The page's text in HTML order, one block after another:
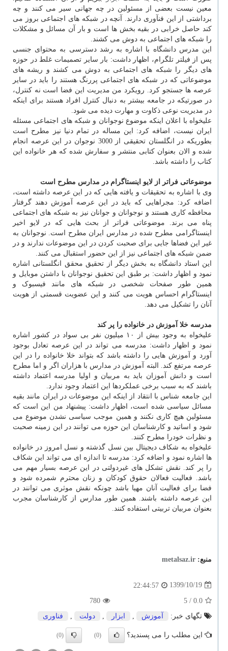
معین نیست بعضی از مسئولین در چه جهانی سیر می کنند و چه
برداشتی از این فنآوری دارند. آنچه در شبکه های اجتماعی بروز می
کند حاصل خرابی در بقیه بخش ها است و بار آن مسائل و مشکلات
را شبکه های اجتماعی به دوش می کشند.
این مدرس دانشگاه با اشاره به رشد دسترسی به محتوای جنسی
پس از فیلتر تلگرام، اظهار داشت: بار سایر تصمیمات غلط در حوزه
های دیگر را شبکه های اجتماعی به دوش می کشند و ریشه های
موضوعاتی که در شبکه های اجتماعی پررنگ هستند را باید در سایر
عرصه ها جستجو کرد. رویکرد من مدیریت این فضا است نه کنترل،
در صورتیکه در جامعه بیشتر به دنبال کنترل افراد هستند برای اینکه
در مدیریت نوعی ذکاوت و مهارت دیده می شود.
علیخواه با اعلان اینکه موضوع نوجوانان و شبکه های اجتماعی مسئله
ایران نیست، اضافه کرد: این مساله در تمام دنیا نیز مطرح است
بطوریکه در انگلستان تحقیقی از 3000 نوجوان در این عرصه انجام
شده و الان بعنوان کتابی منتشر و سفارش شده که هر خانواده این
کتاب را داشته باشد.
موضوعاتی فراتر از لایو اینستاگرام در مدارس مطرح است
وی با اشاره به تحقیقات و یافته هایی که در این عرصه داشته است،
اضافه کرد: مجراهایی که باید در این عرصه آموزش دهند گرفتار
محافظه کاری هستند و نوجوانان و جوانان نیز به شبکه های اجتماعی
پناه می برند. موضوعاتی فراتر از بحث هایی که در لایو اخیر
اینستاگرامی مطرح شده در مدارس ایران مطرح است. نوجوانان به
غیر این فضاها جایی برای صحبت کردن در این موضوعات ندارند و در
ضمن شبکه های اجتماعی نیز از این حضور استقبال می کنند.
این استاد دانشگاه به بخش دیگر از تحقیق محقق انگلستانی اشاره
نمود و اظهار داشت: بر طبق این تحقیق نوجوانان با داشتن موبایل و
همین طور صفحات شخصی در شبکه های مانند فیسبوک و
اینستاگرام احساس هویت می کنند و این عضویت قسمتی از هویت
آنان را تشکیل می دهد.
مدرسه خلا آموزش در خانواده را پر کند
علیخواه به وجود بیش از ۱۰ میلیون نفر بی سواد در کشور اشاره
نمود و اظهار داشت: مدرسه می تواند در این عرصه تعادل بوجود
آورد و آموزش هایی را داشته باشد که بتواند خلا خانواده را در این
عرصه مرتفع کند. البته آموزش در مدارس با هزاران اگر و اما مطرح
است و دانش آموزان باید به مربیان و اولیا مدرسه اعتماد داشته
باشند که به سبب برخی عملکردها این اعتماد وجود ندارد.
این جامعه شناس با انتقاد از اینکه این موضوعات در ایران مانند بقیه
مسائل سیاسی شده است، اظهار داشت: پیشنهاد من این است که
مسئولین هیچ کاری نکنند و همین موجب سیاسی نشدن موضوع می
شود و اساتید و کارشناسان این حوزه می توانند در این زمینه صحبت
و نظرات خودرا مطرح کنند.
علیخواه به شکاف دیجیتال بین نسل گذشته و نسل امروز در خانواده
ها اشاره نمود و اضافه کرد: مدرسه تا اندازه ای می تواند این شکاف
را پر کند. نقش تشکل های غیردولتی در این عرصه بسیار مهم می
باشد. فعالیت فعالان حقوق کودکان و زنان محترم شمرده شود و
فضا برای فعالیت آنان مهیا باشد چونکه نقش موثری می توانند در
این عرصه داشته باشند. همین طور مدارس از کارشناسان مجرب
بعنوان مربیان تربیتی استفاده کنند.
منبع: metalsaz.ir
1399/10/19
22:44:57
0.0
/ 5
780
تگهای خبر:
آموزش , ابزار , دولت , فناوری
این مطلب را می پسندید؟ (0)
(0)